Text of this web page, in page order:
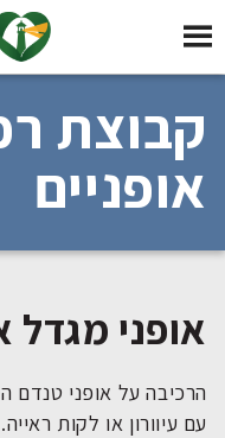
קבוצת
אופניים
אופני מגדל
הרכיבה על אופני טנדם
עם עיוורון או לקות